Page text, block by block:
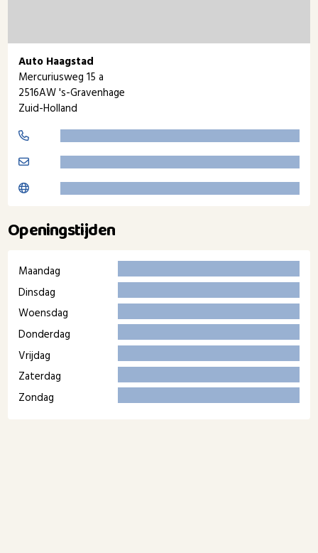
Auto Haagstad
Mercuriusweg 15 a
2516AW 's-Gravenhage
Zuid-Holland
Openingstijden
Maandag
Dinsdag
Woensdag
Donderdag
Vrijdag
Zaterdag
Zondag